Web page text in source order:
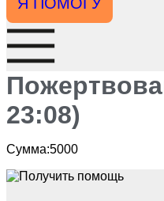
23:08)
Сумма:5000